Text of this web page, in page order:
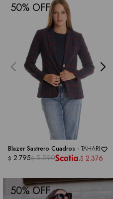
50
Blazer Sastrero Cuadros - TAHARI
$ 2.795$ 5.590 $ 2.376
50